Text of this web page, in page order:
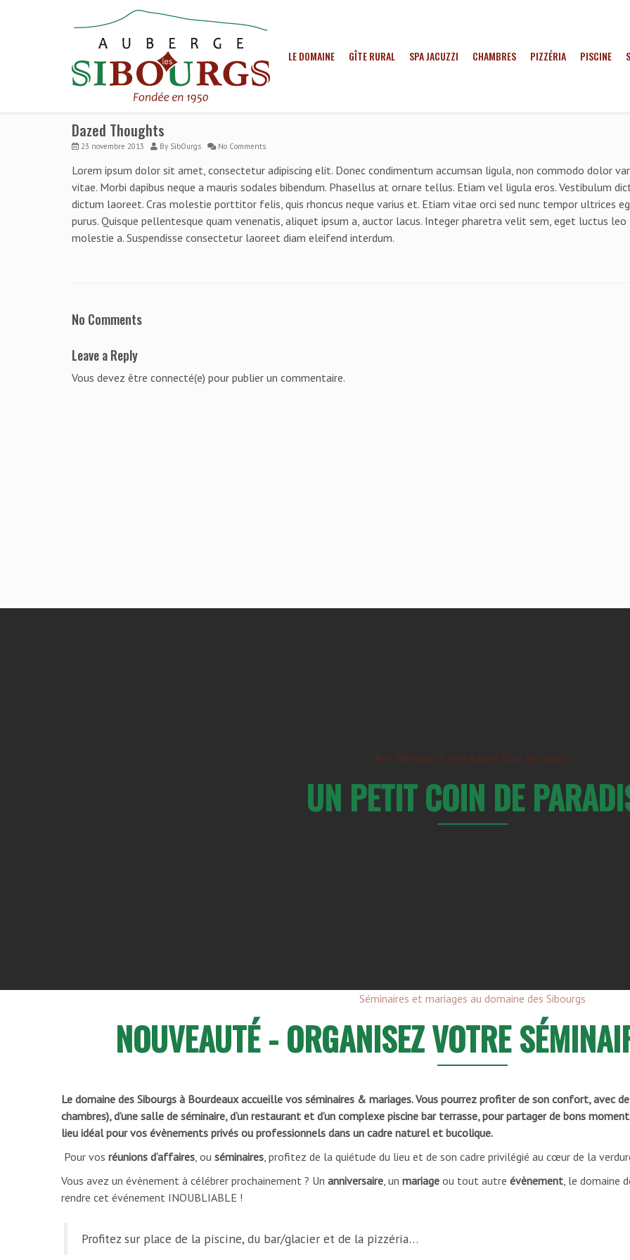
LE DOMAINE GÎTE RURAL SPA JACUZZI CHAMBRES PIZZÉRIA PISCINE
Dazed Thoughts
23 novembre 2013 By SibOurgs No Comments
Lorem ipsum dolor sit amet, consectetur adipiscing elit. Donec condimentum accumsan ligula, non commodo dolor
vitae. Morbi dapibus neque a mauris sodales bibendum. Phasellus at ornare tellus. Etiam vel ligula eros. Vestibulum
dictum laoreet. Cras molestie porttitor felis, quis rhoncus neque varius et. Etiam vitae orci sed nunc tempor ultrices
purus. Quisque pellentesque quam venenatis, aliquet ipsum a, auctor lacus. Integer pharetra velit sem, eget luctus leo
molestie a. Suspendisse consectetur laoreet diam eleifend interdum.
No Comments
Leave a Reply
Vous devez être connecté(e) pour publier un commentaire.
Aux Sibourgs, il y en a pour tous les goûts
UN PETIT COIN DE
Séminaires et mariages au domaine des Sibourgs
NOUVEAUTÉ - ORGANISEZ VOTRE
Le domaine des Sibourgs à Bourdeaux accueille vos séminaires & mariages. Vous pourrez profiter de son confort, avec
chambres), d’une salle de séminaire, d’un restaurant et d’un complexe piscine bar terrasse, pour partager de bons
lieu idéal pour vos évènements privés ou professionnels dans un cadre naturel et bucolique.
Pour vos réunions d’affaires, ou séminaires, profitez de la quiétude du lieu et de son cadre privilégié au cœur de la
Vous avez un évènement à célébrer prochainement ? Un anniversaire, un mariage ou tout autre évènement, le domaine
rendre cet événement INOUBLIABLE !
Profitez sur place de la piscine, du bar/glacier et de la pizzéria…